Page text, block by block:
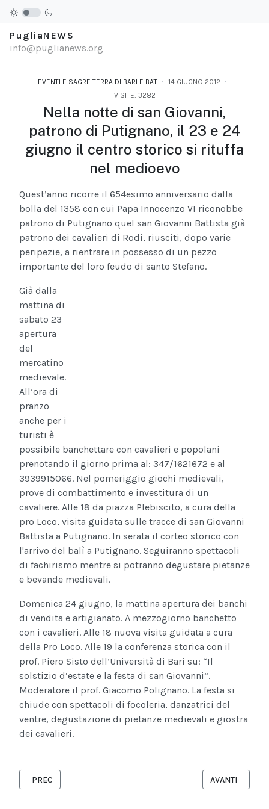
PugliaNEWS
info@puglianews.org
EVENTI E SAGRE TERRA DI BARI E BAT
14 GIUGNO 2012
VISITE: 3282
Nella notte di san Giovanni,
patrono di Putignano, il 23 e 24
giugno il centro storico si rituffa
nel medioevo
Quest’anno ricorre il 654esimo anniversario dalla
bolla del 1358 con cui Papa Innocenzo VI riconobbe
patrono di Putignano quel san Giovanni Battista già
patrono dei cavalieri di Rodi, riusciti, dopo varie
peripezie, a rientrare in possesso di un pezzo
importante del loro feudo di santo Stefano.
Già dalla
mattina di
sabato 23
apertura
del
mercatino
medievale.
All’ora di
pranzo
anche per i
turisti è
possibile banchettare con cavalieri e popolani
prenotando il giorno prima al: 347/1621672 e al
3939915066. Nel pomeriggio giochi medievali,
prove di combattimento e investitura di un
cavaliere. Alle 18 da piazza Plebiscito, a cura della
pro Loco, visita guidata sulle tracce di san Giovanni
Battista a Putignano. In serata il corteo storico con
l'arrivo del balì a Putignano. Seguiranno spettacoli
di fachirismo mentre si potranno degustare pietanze
e bevande medievali.
Domenica 24 giugno, la mattina apertura dei banchi
di vendita e artigianato. A mezzogiorno banchetto
con i cavalieri. Alle 18 nuova visita guidata a cura
della Pro Loco. Alle 19 la conferenza storica con il
prof. Piero Sisto dell’Università di Bari su: “Il
solstizio d’estate e la festa di san Giovanni”.
Moderatore il prof. Giacomo Polignano. La festa si
chiude con spettacoli di focoleria, danzatrici del
ventre, degustazione di pietanze medievali e giostra
dei cavalieri.
ARTICOLO PRECEDENTE: CAPURSO, 30 GIUGNO - 12 LUGLIO:
PREC ARTICOLO
AVANTI